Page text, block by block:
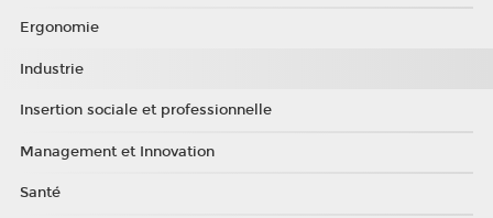
Ergonomie
Industrie
Insertion sociale et professionnelle
Management et Innovation
Santé